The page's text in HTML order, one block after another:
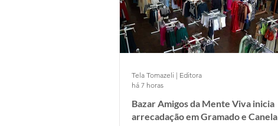
Bazar Amigos da Mente Viva inicia
arrecadação em Gramado e Canela
Tela Tomazeli | Editora
há 7 horas